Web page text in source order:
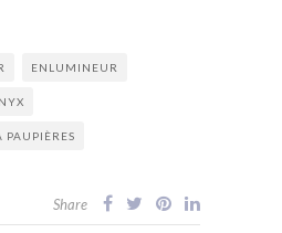
ENLUMINEUR
NYX
PAUPIÈRES
Share